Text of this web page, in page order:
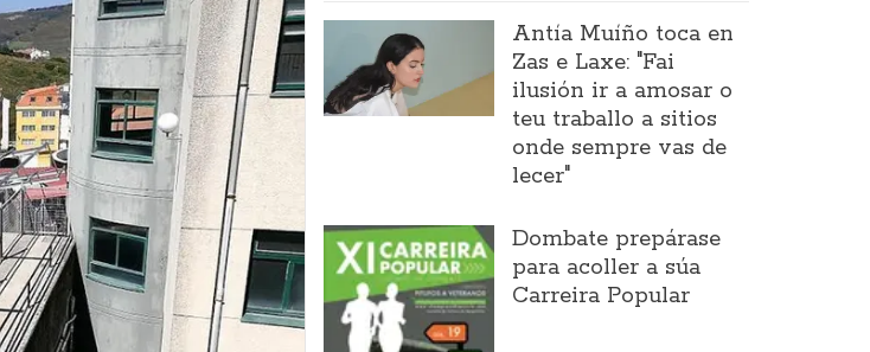
Antía Muíño toca en
Zas e Laxe: "Fai
ilusión ir a amosar o
teu traballo a sitios
onde sempre vas de
lecer"
Dombate prepárase
para acoller a súa
Carreira Popular